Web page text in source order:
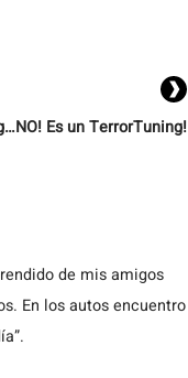
Es un TerrorTuning!
de mis amigos
En los autos encuentro